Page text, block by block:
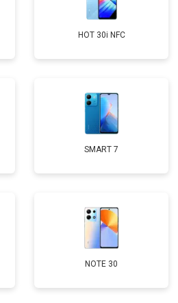
HOT 30i NFC
SMART 7
NOTE 30